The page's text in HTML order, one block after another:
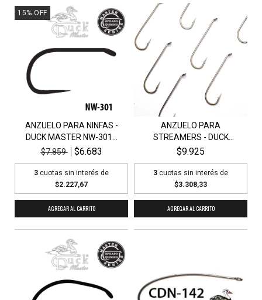
15% OFF
ANZUELO PARA NINFAS -
DUCK MASTER NW-301...
$7.859
$6.683
3 cuotas sin interés de
$2.227,67
AGREGAR AL CARRITO
ANZUELO PARA
STREAMERS - DUCK
MASTER S25...
$9.925
3 cuotas sin interés de
$3.308,33
AGREGAR AL CARRITO